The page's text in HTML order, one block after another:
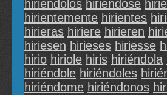
hiriendolos hiriendose
hirientemente hirientes
hirieras hiriere hirieren
hiriesen hirieses hiriesse
hirio hiriole hiris hiriéndola
hiriéndole hiriéndoles
hiriéndome hiriéndonos